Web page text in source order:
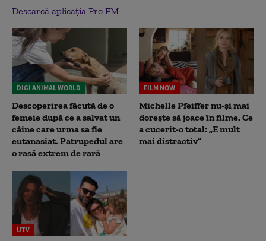
Descarcă aplicația Pro FM
DIGI ANIMAL WORLD
Descoperirea făcută de o
femeie după ce a salvat un
câine care urma sa fie
eutanasiat. Patrupedul are
o rasă extrem de rară
FILM NOW
Michelle Pfeiffer nu-și mai
dorește să joace în filme. Ce
a cucerit-o total: „E mult
mai distractiv”
UTV